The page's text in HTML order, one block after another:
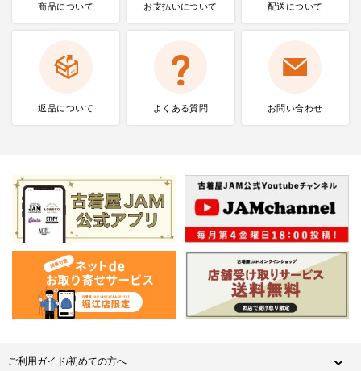
商品について お支払いについて 配送について
返品について よくある質問 お問い合わせ
ご利用ガイド/初めての方へ